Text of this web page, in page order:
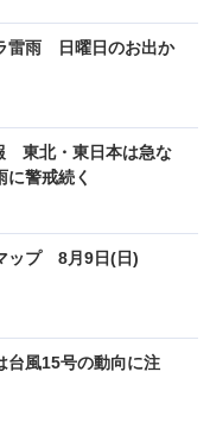
雷雨 日曜日のお出か
東北・東日本は急な
警戒続く
ップ 8月9日(日)
風15号の動向に注